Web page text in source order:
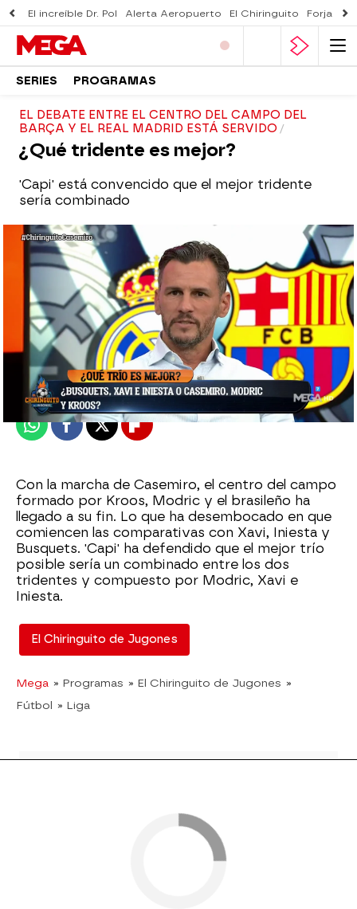
El increíble Dr. Pol Alerta Aeropuerto El Chiringuito Forjado
SERIES PROGRAMAS
EL DEBATE ENTRE EL CENTRO DEL CAMPO DEL
BARÇA Y EL REAL MADRID ESTÁ SERVIDO
¿Qué tridente es mejor?
'Capi' está convencido que el mejor tridente
sería combinado
El Chiringuito
Madrid
Publicado:24 de agosto de 2022, 01:42
WhatsappFacebook
X Flipboard
Con la marcha de Casemiro, el centro del campo
formado por Kroos, Modric y el brasileño ha
llegado a su fin. Lo que ha desembocado en que
comiencen las comparativas con Xavi, Iniesta y
Busquets. 'Capi' ha defendido que el mejor trío
posible sería un combinado entre los dos
tridentes y compuesto por Modric, Xavi e
Iniesta.
El Chiringuito de Jugones
Mega » Programas » El Chiringuito de Jugones »
Fútbol » Liga